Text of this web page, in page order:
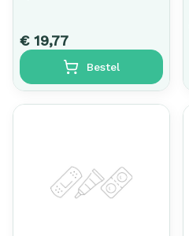
€ 19,77
Bestel